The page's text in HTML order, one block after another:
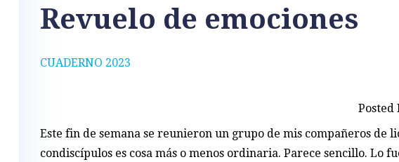
CUADERNO 2023
Revuelo de emociones
Posted
Este fin de semana se reunieron un grupo de mis compañeros de
condiscípulos es cosa más o menos ordinaria. Parece sencillo. Lo